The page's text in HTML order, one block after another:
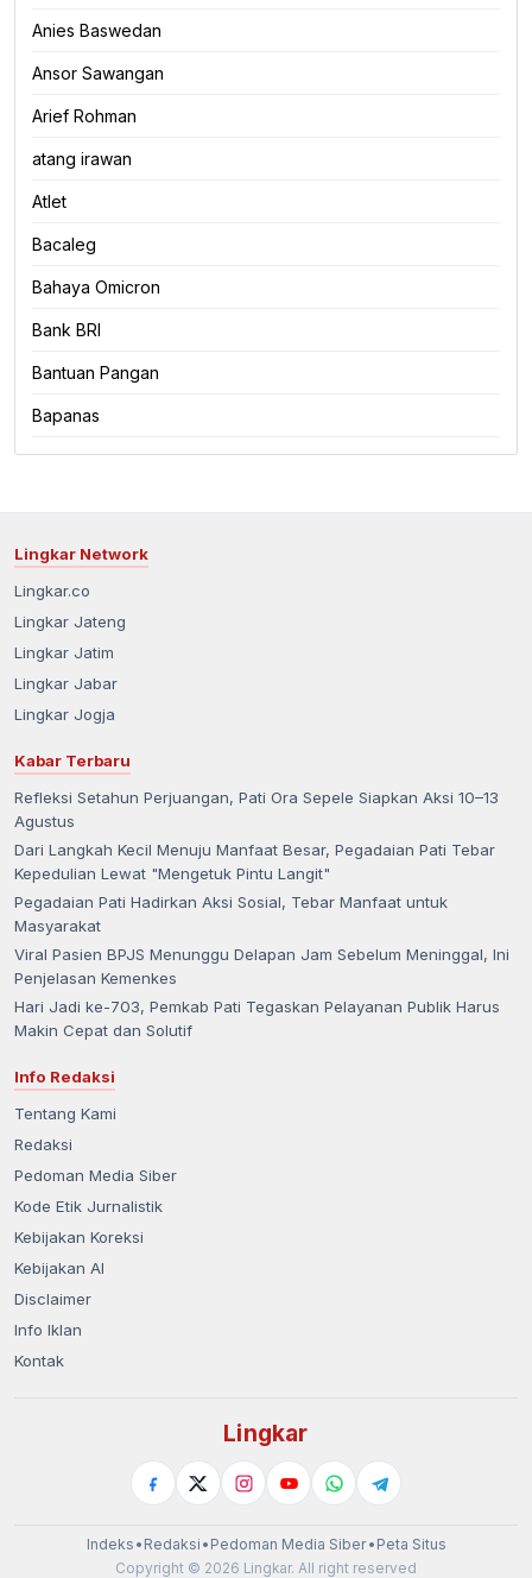
Anies Baswedan
Ansor Sawangan
Arief Rohman
atang irawan
Atlet
Bacaleg
Bahaya Omicron
Bank BRI
Bantuan Pangan
Bapanas
Lingkar Network
Lingkar.co
Lingkar Jateng
Lingkar Jatim
Lingkar Jabar
Lingkar Jogja
Kabar Terbaru
Refleksi Setahun Perjuangan, Pati Ora Sepele Siapkan Aksi 10–13
Agustus
Dari Langkah Kecil Menuju Manfaat Besar, Pegadaian Pati Tebar
Kepedulian Lewat "Mengetuk Pintu Langit"
Pegadaian Pati Hadirkan Aksi Sosial, Tebar Manfaat untuk
Masyarakat
Viral Pasien BPJS Menunggu Delapan Jam Sebelum Meninggal, Ini
Penjelasan Kemenkes
Hari Jadi ke-703, Pemkab Pati Tegaskan Pelayanan Publik Harus
Makin Cepat dan Solutif
Info Redaksi
Tentang Kami
Redaksi
Pedoman Media Siber
Kode Etik Jurnalistik
Kebijakan Koreksi
Kebijakan AI
Disclaimer
Info Iklan
Kontak
Lingkar
Indeks • Redaksi • Pedoman Media Siber• Peta Situs
Copyright © 2026 Lingkar. All right reserved